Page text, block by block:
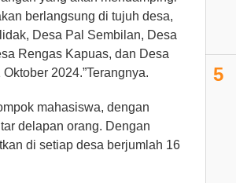
berlangsung di tujuh desa,
Desa Pal Sembilan, Desa
Rengas Kapuas, dan Desa
2024.”Terangnya.
mahasiswa, dengan
delapan orang. Dengan
di setiap desa berjumlah 16
5